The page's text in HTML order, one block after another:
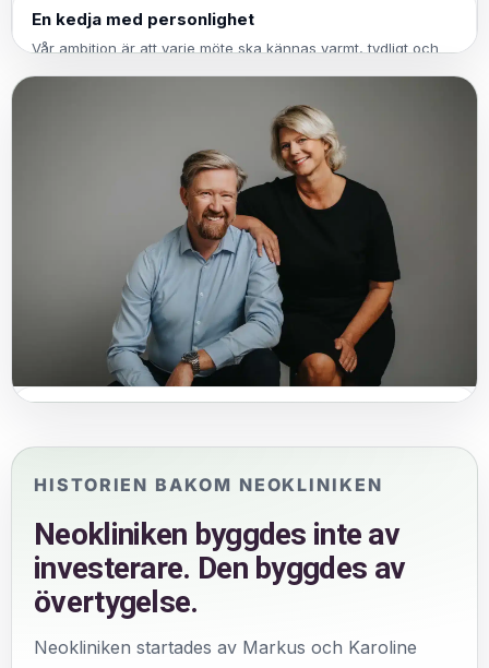
En kedja med personlighet
Vår ambition är att varje möte ska kännas varmt, tydligt och
Neokliniken är skapad med hjärta, uthållighet och en stark
HISTORIEN BAKOM NEOKLINIKEN
Neokliniken byggdes inte av
investerare. Den byggdes av
övertygelse.
Neokliniken startades av Markus och Karoline